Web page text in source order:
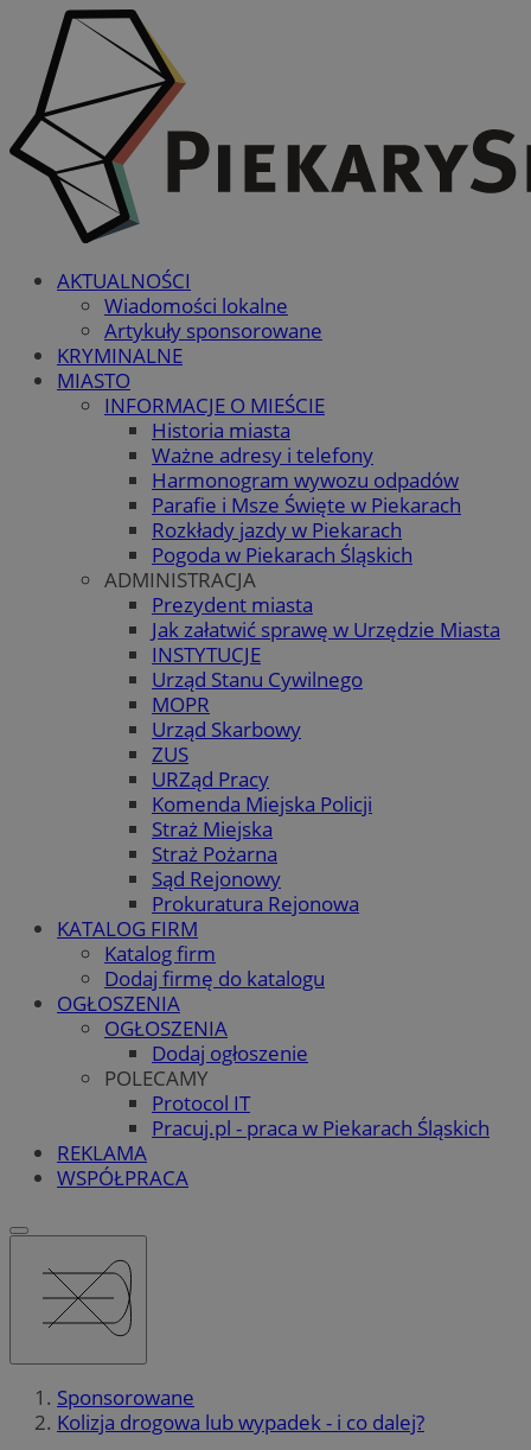
AKTUALNOŚCI
Wiadomości lokalne
Artykuły sponsorowane
KRYMINALNE
MIASTO
INFORMACJE O MIEŚCIE
Historia miasta
Ważne adresy i telefony
Harmonogram wywozu odpadów
Parafie i Msze Święte w Piekarach
Rozkłady jazdy w Piekarach
Pogoda w Piekarach Śląskich
ADMINISTRACJA
Prezydent miasta
Jak załatwić sprawę w Urzędzie Miasta
INSTYTUCJE
Urząd Stanu Cywilnego
MOPR
Urząd Skarbowy
ZUS
URZąd Pracy
Komenda Miejska Policji
Straż Miejska
Straż Pożarna
Sąd Rejonowy
Prokuratura Rejonowa
KATALOG FIRM
Katalog firm
Dodaj firmę do katalogu
OGŁOSZENIA
OGŁOSZENIA
Dodaj ogłoszenie
POLECAMY
Protocol IT
Pracuj.pl - praca w Piekarach Śląskich
REKLAMA
WSPÓŁPRACA
Sponsorowane
Kolizja drogowa lub wypadek - i co dalej?